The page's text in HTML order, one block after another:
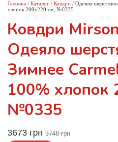
Головна / Каталог / Ковдри / Одеяло
хлопок 200x220 см, №0335
Ковдри
Одеяло
Зимнее
100% хлопок
№0335
3673 грн 3748 грн